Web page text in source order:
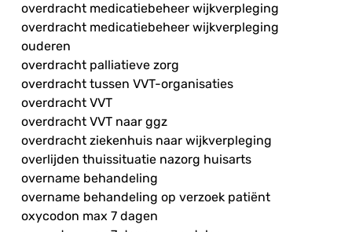
overdracht medicatiebeheer wijkverpleging
overdracht medicatiebeheer wijkverpleging
ouderen
overdracht palliatieve zorg
overdracht tussen VVT-organisaties
overdracht VVT
overdracht VVT naar ggz
overdracht ziekenhuis naar wijkverpleging
overlijden thuissituatie nazorg huisarts
overname behandeling
overname behandeling op verzoek patiënt
oxycodon max 7 dagen